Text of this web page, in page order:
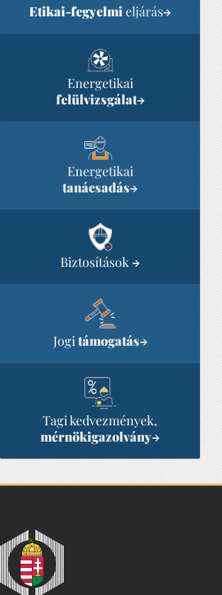
Etikai-fegyelmieljárás→
Energetikai
felülvizsgálat→
Energetikai
tanácsadás→
Biztosítások→
Jogitámogatás→
Tagi kedvezmények,
mérnökigazolvány→